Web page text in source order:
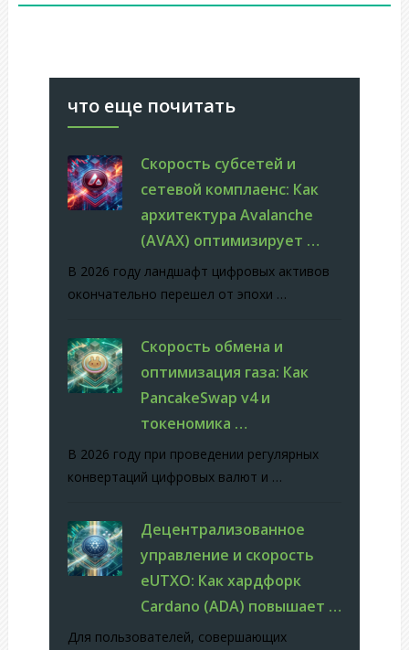
что еще почитать
Скорость субсетей и
сетевой комплаенс: Как
архитектура Avalanche
(AVAX) оптимизирует …
В 2026 году ландшафт цифровых активов
окончательно перешел от эпохи …
Скорость обмена и
оптимизация газа: Как
PancakeSwap v4 и
токеномика …
В 2026 году при проведении регулярных
конвертаций цифровых валют и …
Децентрализованное
управление и скорость
eUTXO: Как хардфорк
Cardano (ADA) повышает …
Для пользователей, совершающих